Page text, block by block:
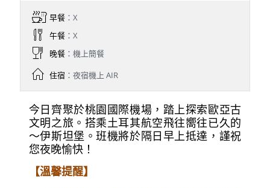
早餐：X
午餐：X
晚餐：機上簡餐
住宿：夜宿機上 AIR
今日齊聚於桃園國際機場，踏上探索歐亞古
文明之旅。搭乘土耳其航空飛往嚮往已久的
～伊斯坦堡。班機將於隔日早上抵達，謹祝
您夜晚愉快！
【溫馨提醒】